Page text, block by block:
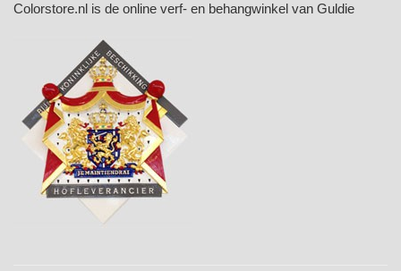
Colorstore.nl is de online verf- en behangwinkel van Guldie